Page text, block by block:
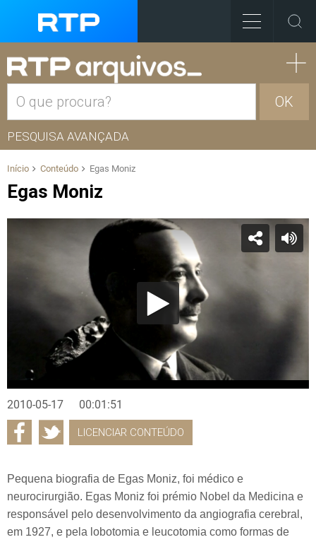
OK
PESQUISA AVANÇADA
Início Conteúdo Egas Moniz
Egas Moniz
2010-05-17 00:01:51
LICENCIAR CONTEÚDO
Pequena biografia de Egas Moniz, foi médico e
neurocirurgião. Egas Moniz foi prémio Nobel da Medicina e
responsável pelo desenvolvimento da angiografia cerebral,
em 1927, e pela lobotomia e leucotomia como formas de